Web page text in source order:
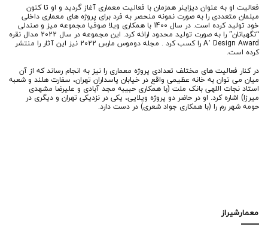
فعالیت او به عنوان دیزاینر همزمان با فعالیت معماری آغاز گردید و او تا کنون
مبلمان متعددی را به صورت نمونه منحصر به فرد برای پروژه های معماری داخلی
خود تولید کرده است. در سال 1400 با همکاری ویلا صوفیا مجموعه میز و صندلی
“نگهبانان” را به صورت تولید محدود ارائه کرد. این مجموعه در سال 2022 مدال نقره
A’ Design Award را کسب کرد . مجله دوموس مارس 2022 نیز این آثار را منتشر
کرده است.
در کنار فعالیت های مختلف تعدادی پروژه معماری را نیز به انجام رساند که از آن
میان می توان به خانه عظیمی واقع در خیابان پاسداران تهران، سفارت هلند و شعبه
استاد نجات اللهی بانک ملت (با همکاری حبیبه مجد آبادی و علیرضا مشهدی
میرزا) اشاره کرد. او در حاضر دو پروژه ویلایی، یکی در نزدیکی تهران و دیگری در
حومه شهر رم را (با همکاری جواد شعری) در دست دارد.
معمارشیراز